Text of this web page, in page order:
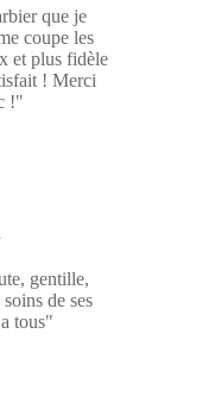
que je
coupe les
et plus fidèle
! Merci
!"
gentille,
de ses
tous"